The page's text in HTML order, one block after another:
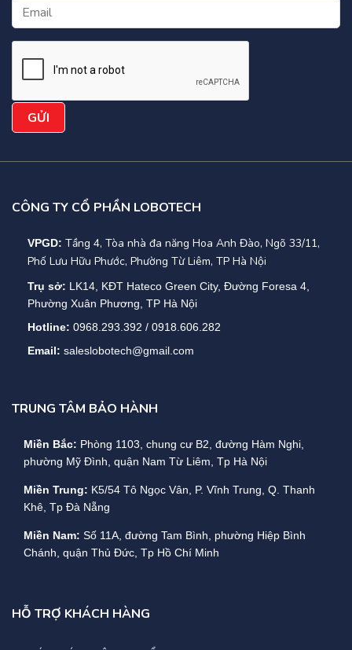
CÔNG TY CỔ PHẦN LOBOTECH
VPGD: Tầng 4, Tòa nhà đa năng Hoa Anh Đào, Ngõ 33/11,
Phố Lưu Hữu Phước, Phường Từ Liêm, TP Hà Nội
Trụ sở: LK14, KĐT Hateco Green City, Đường Foresa 4,
Phường Xuân Phương, TP Hà Nội
Hotline: 0968.293.392 / 0918.606.282
Email: saleslobotech@gmail.com
TRUNG TÂM BẢO HÀNH
Miền Bắc: Phòng 1103, chung cư B2, đường Hàm Nghi,
phường Mỹ Đình, quận Nam Từ Liêm, Tp Hà Nội
Miền Trung: K5/54 Tô Ngọc Vân, P. Vĩnh Trung, Q. Thanh
Khê, Tp Đà Nẵng
Miền Nam: Số 11A, đường Tam Bình, phường Hiệp Bình
Chánh, quận Thủ Đức, Tp Hồ Chí Minh
HỖ TRỢ KHÁCH HÀNG